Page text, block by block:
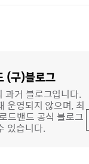
(구)블로그
과거 블로그입니다.
운영되지 않으며, 최
드밴드 공식 블로그
있습니다.